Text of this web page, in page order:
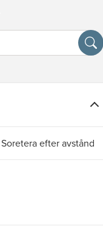
Soretera efter avstånd